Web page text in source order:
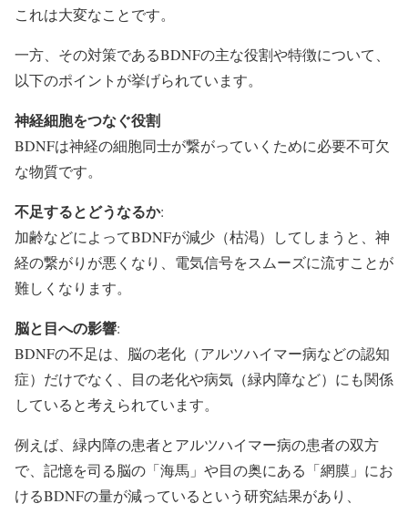
これは大変なことです。
一方、その対策であるBDNFの主な役割や特徴について、
以下のポイントが挙げられています。
神経細胞をつなぐ役割
BDNFは神経の細胞同士が繋がっていくために必要不可欠
な物質です。
不足するとどうなるか:
加齢などによってBDNFが減少（枯渇）してしまうと、神
経の繋がりが悪くなり、電気信号をスムーズに流すことが
難しくなります。
脳と目への影響:
BDNFの不足は、脳の老化（アルツハイマー病などの認知
症）だけでなく、目の老化や病気（緑内障など）にも関係
していると考えられています。
例えば、緑内障の患者とアルツハイマー病の患者の双方
で、記憶を司る脳の「海馬」や目の奥にある「網膜」にお
けるBDNFの量が減っているという研究結果があり、